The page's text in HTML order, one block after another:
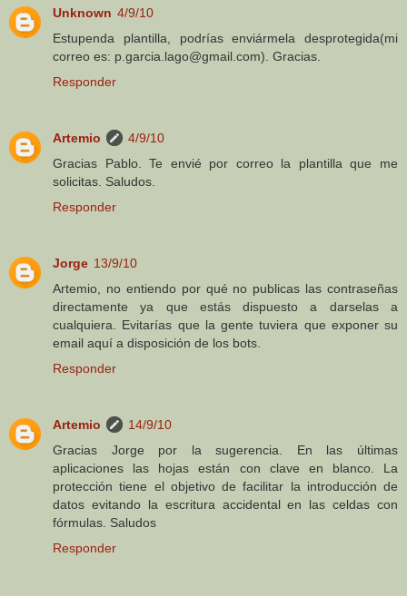
Unknown 4/9/10
Estupenda plantilla, podrías enviármela desprotegida(mi
correo es: p.garcia.lago@gmail.com). Gracias.
Responder
Artemio
4/9/10
Gracias Pablo. Te envié por correo la plantilla que me
solicitas. Saludos.
Responder
Jorge 13/9/10
Artemio, no entiendo por qué no publicas las contraseñas
directamente ya que estás dispuesto a darselas a
cualquiera. Evitarías que la gente tuviera que exponer su
email aquí a disposición de los bots.
Responder
Artemio
14/9/10
Gracias Jorge por la sugerencia. En las últimas
aplicaciones las hojas están con clave en blanco. La
protección tiene el objetivo de facilitar la introducción de
datos evitando la escritura accidental en las celdas con
fórmulas. Saludos
Responder